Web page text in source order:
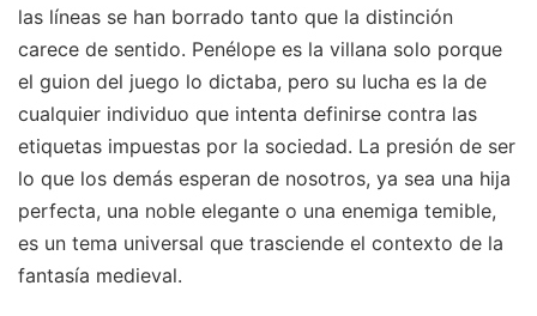
las líneas se han borrado tanto que la distinción
carece de sentido. Penélope es la villana solo porque
el guion del juego lo dictaba, pero su lucha es la de
cualquier individuo que intenta definirse contra las
etiquetas impuestas por la sociedad. La presión de ser
lo que los demás esperan de nosotros, ya sea una hija
perfecta, una noble elegante o una enemiga temible,
es un tema universal que trasciende el contexto de la
fantasía medieval.